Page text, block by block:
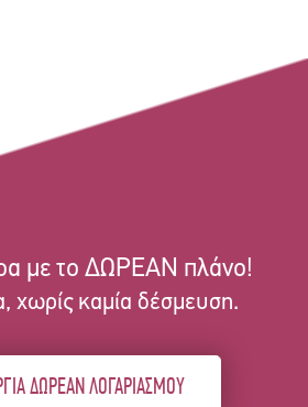
με το ΔΩΡΕΑΝ πλάνο!
χωρίς καμία δέσμευση.
ΔΩΡΕΑΝ ΛΟΓΑΡΙΑΣΜΟΥ